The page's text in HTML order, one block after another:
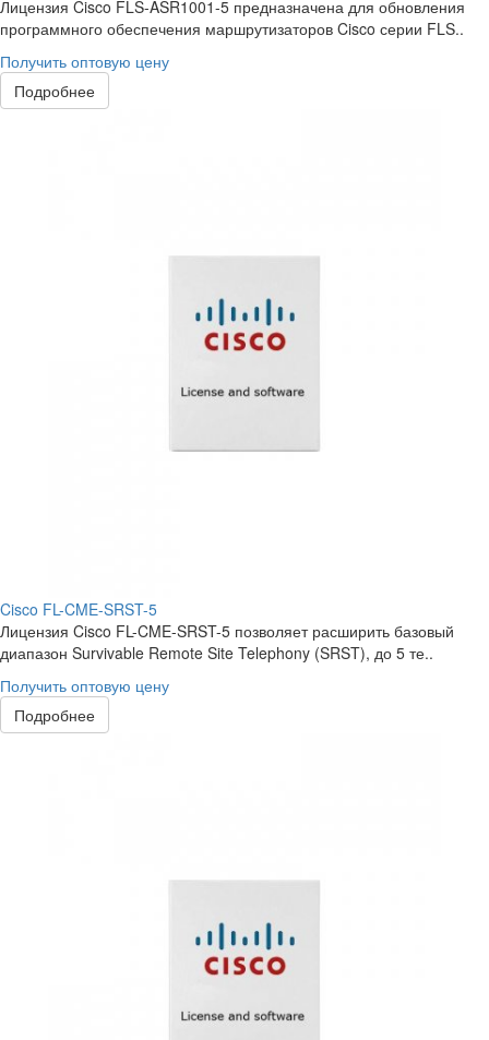
Лицензия Cisco FLS-ASR1001-5 предназначена для обновления
программного обеспечения маршрутизаторов Cisco серии FLS..
Получить оптовую цену
Подробнее
Cisco FL-CME-SRST-5
Лицензия Cisco FL-CME-SRST-5 позволяет расширить базовый
диапазон Survivable Remote Site Telephony (SRST), до 5 те..
Получить оптовую цену
Подробнее